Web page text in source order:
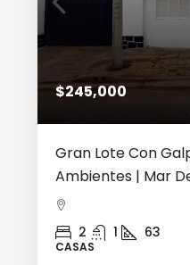
$245,000
Gran Lote Con
Ambientes | Mar
2 1 63
CASAS